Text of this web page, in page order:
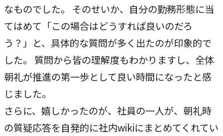
なものでした。 そのせいか、自分の勤務形態に当
てはめて「この場合はどうすれば良いのだろ
う？」と、具体的な質問が多く出たのが印象的で
した。 質問から皆の理解度もわかりますし、全体
朝礼が推進の第一歩として良い時間になったと感
じました。
さらに、嬉しかったのが、社員の一人が、朝礼時
の質疑応答を自発的に社内wikiにまとめてくれてい